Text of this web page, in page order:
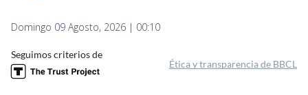
Domingo 09 Agosto, 2026 | 00:10
Seguimos criterios de
Ética y transparencia de BBCL